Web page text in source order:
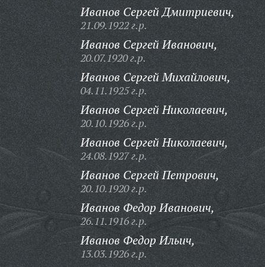
Иванов Сергей Дмитриевич,
21.09.1922 г.р.
Иванов Сергей Иванович,
20.07.1920 г.р.
Иванов Сергей Михайлович,
04.11.1925 г.р.
Иванов Сергей Николаевич,
20.10.1926 г.р.
Иванов Сергей Николаевич,
24.08.1927 г.р.
Иванов Сергей Петрович,
20.10.1920 г.р.
Иванов Федор Иванович,
26.11.1916 г.р.
Иванов Федор Ильич,
13.03.1926 г.р.